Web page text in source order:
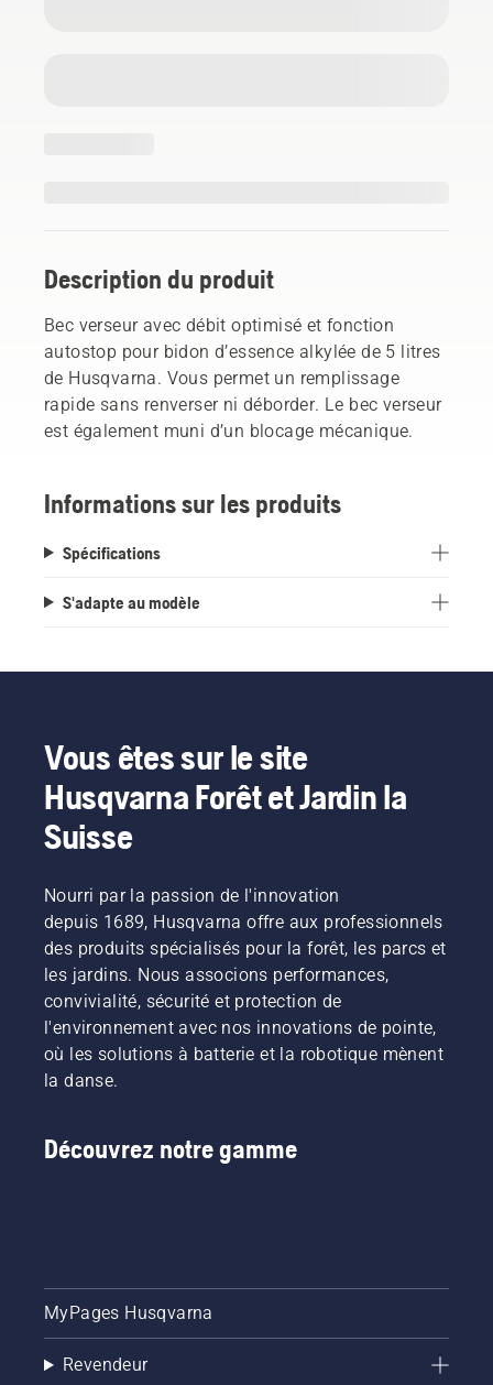
Description du produit
Bec verseur avec débit optimisé et fonction
autostop pour bidon d’essence alkylée de 5 litres
de Husqvarna. Vous permet un remplissage
rapide sans renverser ni déborder. Le bec verseur
est également muni d’un blocage mécanique.
Informations sur les produits
Spécifications
S'adapte au modèle
Vous êtes sur le site
Husqvarna Forêt et Jardin la
Suisse
Nourri par la passion de l'innovation
depuis 1689, Husqvarna offre aux professionnels
des produits spécialisés pour la forêt, les parcs et
les jardins. Nous associons performances,
convivialité, sécurité et protection de
l'environnement avec nos innovations de pointe,
où les solutions à batterie et la robotique mènent
la danse.
Découvrez notre gamme
MyPages Husqvarna
Revendeur